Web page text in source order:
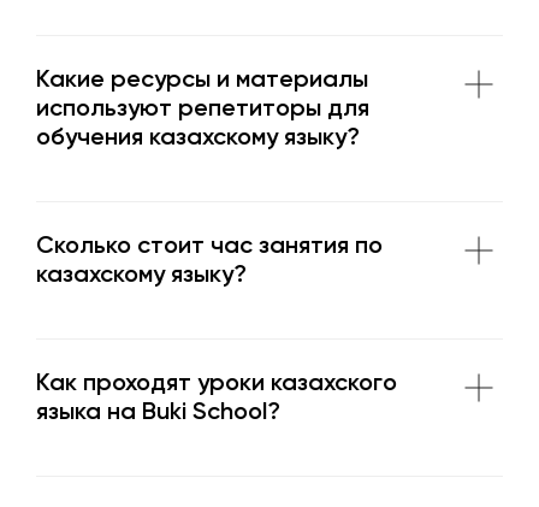
Какие ресурсы и материалы
используют репетиторы для
обучения казахскому языку?
Сколько стоит час занятия по
казахскому языку?
Как проходят уроки казахского
языка на Buki School?